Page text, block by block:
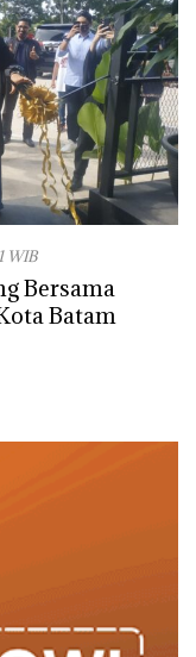
WIB
Bersama
Batam